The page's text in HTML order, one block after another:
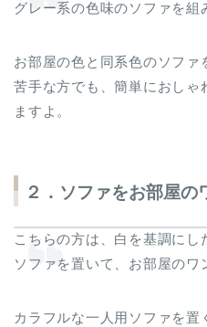
グレー系の色味のソファを組
お部屋の色と同系色のソフ
苦手な方でも、簡単におしゃ
ますよ。
２．ソファをお部屋の
こちらの方は、白を基調に
ソファを置いて、お部屋のワ
カラフルな一人用ソファを